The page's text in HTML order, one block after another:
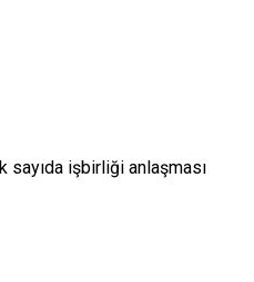
sayıda işbirliği anlaşması